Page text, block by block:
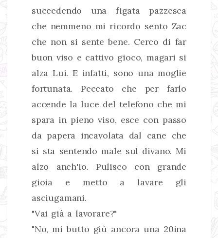
succedendo una figata pazzesca
che nemmeno mi ricordo sento Zac
che non si sente bene. Cerco di far
buon viso e cattivo gioco, magari si
alza Lui. E infatti, sono una moglie
fortunata. Peccato che per farlo
accende la luce del telefono che mi
spara in pieno viso, esce con passo
da papera incavolata dal cane che
si sta sentendo male sul divano. Mi
alzo anch'io. Pulisco con grande
gioia e metto a lavare gli
asciugamani.
"Vai già a lavorare?"
"No, mi butto giù ancora una 20ina